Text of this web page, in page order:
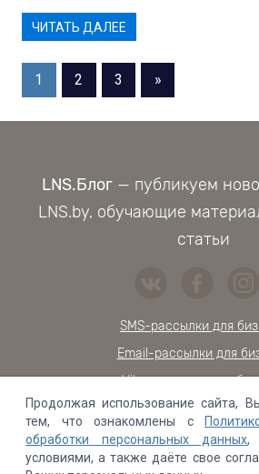
ЧИТАТЬ ДАЛЕЕ
Пагинация
1 2 3
Следующие
записи
»
LNS.Блог — публикуем
LNS.by, обучающие
статьи
SMS-рассылки для
Email-рассылки для
Viber-расылки для
Обратный звонок на
Онлайн-чат для
Проверка
Продолжая использование сайта,
тем, что ознакомлены с
обработки персональных данных,
условиями, а также даёте свое